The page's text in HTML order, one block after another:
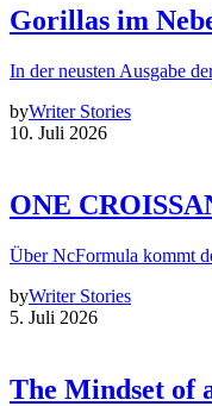
Gorillas im
In der neusten Ausgabe
byWriter Stories
10. Juli 2026
ONE
Über NcFormula kommt
byWriter Stories
5. Juli 2026
The Mindset of